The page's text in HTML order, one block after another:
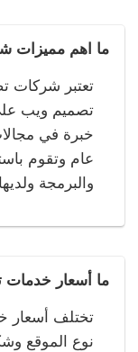
ما اهم مميزات
تعتبر شركات
تصميم ويب
عام وتقوم
والبرمجة
ما أسعار خدمات
تختلف
نوع الموقع